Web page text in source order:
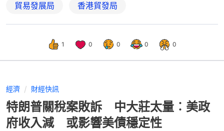
貿易發展局 香港貿發局
1 0 0 0 0
經濟 財經快訊
特朗普關稅案敗訴 中大莊太量︰美政
府收入減 或影響美債穩定性